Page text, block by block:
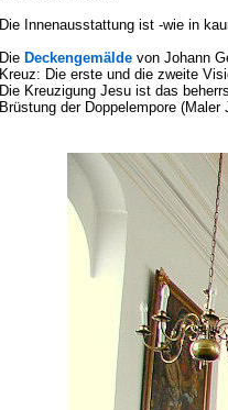
Die Innenausstattung ist -wie in
Die Deckengemälde von Johann
Kreuz: Die erste und die zweite
Die Kreuzigung Jesu ist das
Brüstung der Doppelempore (Maler